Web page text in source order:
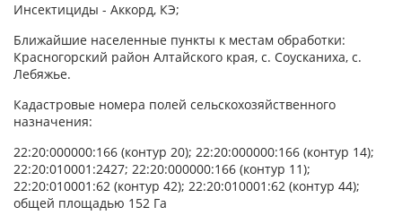
Инсектициды - Аккорд, КЭ;
Ближайшие населенные пункты к местам обработки:
Красногорский район Алтайского края, с. Соусканиха, с.
Лебяжье.
Кадастровые номера полей сельскохозяйственного
назначения:
22:20:000000:166 (контур 20); 22:20:000000:166 (контур 14);
22:20:010001:2427; 22:20:000000:166 (контур 11);
22:20:010001:62 (контур 42); 22:20:010001:62 (контур 44);
общей площадью 152 Га